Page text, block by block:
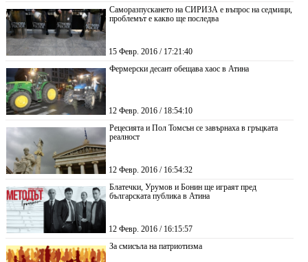
Саморазпускането на СИРИЗА е въпрос на седмици,
проблемът е какво ще последва
15 Февр. 2016 / 17:21:40
Фермерски десант обещава хаос в Атина
12 Февр. 2016 / 18:54:10
Рецесията и Пол Томсън се завърнаха в гръцката
реалност
12 Февр. 2016 / 16:54:32
Блатечки, Урумов и Бонин ще играят пред
българската публика в Атина
12 Февр. 2016 / 16:15:57
За смисъла на патриотизма